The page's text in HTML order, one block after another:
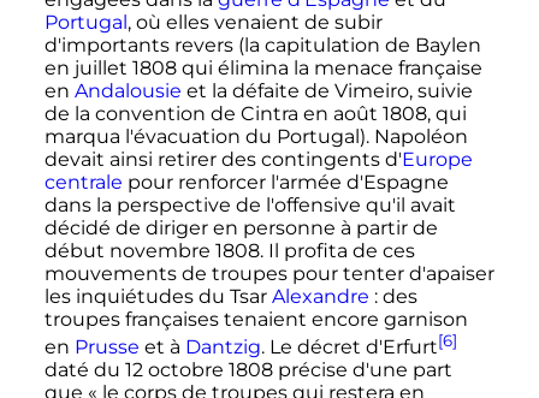
Portugal, où elles venaient de subir
d'importants revers (la capitulation de Baylen
en juillet 1808qui élimina la menace française
en Andalousie et la défaite de Vimeiro, suivie
de la convention de Cintra en août 1808, qui
marqua l'évacuation du Portugal). Napoléon
devait ainsi retirer des contingents d'Europe
centrale pour renforcer l'armée d'Espagne
dans la perspective de l'offensive qu'il avait
décidé de diriger en personne à partir de
début novembre 1808. Il profita de ces
mouvements de troupes pour tenter d'apaiser
les inquiétudes du Tsar Alexandre : des
troupes françaises tenaient encore garnison
en Prusse et à Dantzig. Le décret d'Erfurt[6]
daté du 12 octobre 1808précise d'une part
que « le corps de troupes qui restera en